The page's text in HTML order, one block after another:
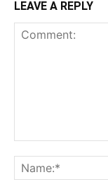
LEAVE A REPLY